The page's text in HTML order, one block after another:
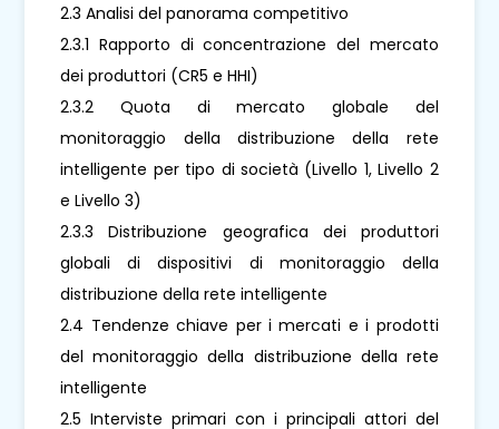
2.3 Analisi del panorama competitivo
2.3.1 Rapporto di concentrazione del mercato
dei produttori (CR5 e HHI)
2.3.2 Quota di mercato globale del
monitoraggio della distribuzione della rete
intelligente per tipo di società (Livello 1, Livello 2
e Livello 3)
2.3.3 Distribuzione geografica dei produttori
globali di dispositivi di monitoraggio della
distribuzione della rete intelligente
2.4 Tendenze chiave per i mercati e i prodotti
del monitoraggio della distribuzione della rete
intelligente
2.5 Interviste primari con i principali attori del